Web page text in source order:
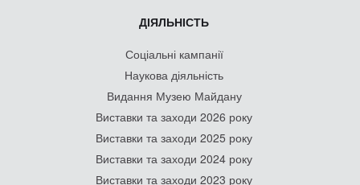
ДІЯЛЬНІСТЬ
Соціальні кампанії
Наукова діяльність
Видання Музею Майдану
Виставки та заходи 2026 року
Виставки та заходи 2025 року
Виставки та заходи 2024 року
Виставки та заходи 2023 року